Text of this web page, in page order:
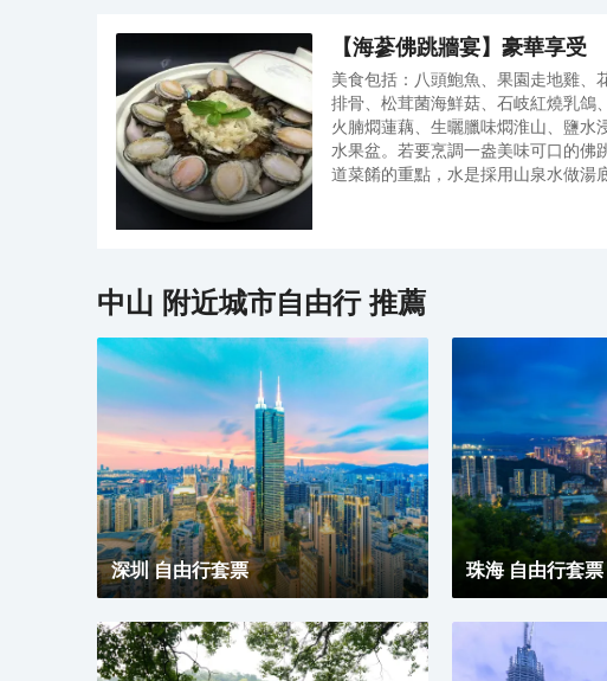
居、英國大教堂等曾經發生過重要歷
山近代名人館、中山艦場景展覽館、
點。漫步其中，能真切地了解孫中山
生和感受：中山市豐富的歷史文化內
部電影和電視作品的拍攝地。城內四
藝術精華。這裡有舊廣州的街市店鋪
電視劇《羊城風暴》、《風雨西關》
現美國都市特色的紐約大街、美國西
國唐人街的街景風貌；還有古樸典雅
現了西式建築、歐式建築、宗教建築
《冼星海》就在此完成。
【海蔘佛跳牆宴】豪華享受
美食包括：八頭鮑魚、果園走地雞、
排骨、松茸菌海鮮菇、石岐紅燒乳鴿
火腩燜蓮藕、生曬臘味燜淮山、鹽水
水果盆。若要烹調一盎美味可口的佛
道菜餚的重點，水是採用山泉水做湯
膠、鮑魚、海蔘等，讓湯底更香濃
中山 附近城市自由行 推薦
深圳 自由行套票 珠海 自由行套票